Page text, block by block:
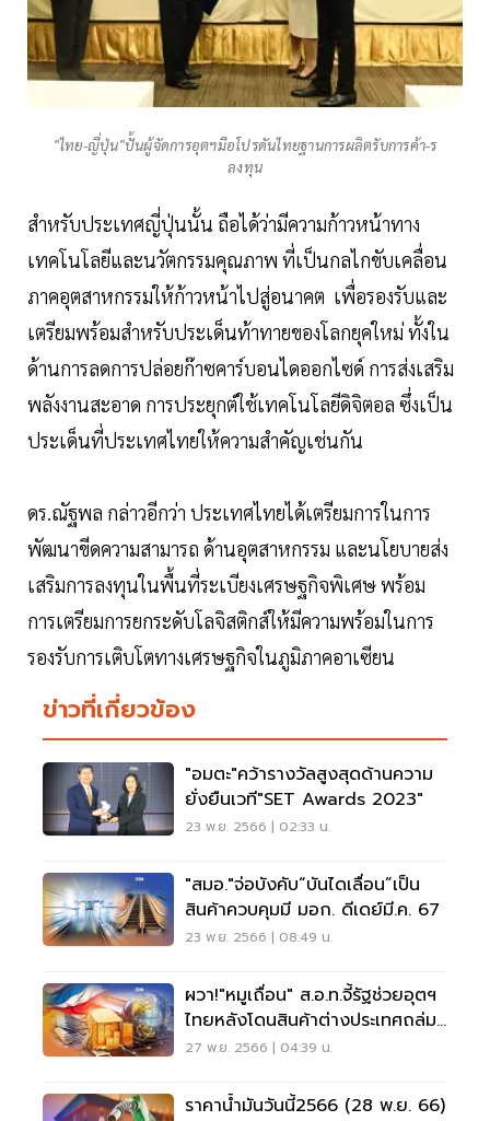
"ไทย-ญี่ปุ่น"ปั้นผู้จัดการอุตฯมือโปรดันไทยฐานการผลิตรับการค้า-ร
ลงทุน
สำหรับประเทศญี่ปุ่นนั้น ถือได้ว่ามีความก้าวหน้าทาง
เทคโนโลยีและนวัตกรรมคุณภาพ ที่เป็นกลไกขับเคลื่อน
ภาคอุตสาหกรรมให้ก้าวหน้าไปสู่อนาคต เพื่อรองรับและ
เตรียมพร้อมสำหรับประเด็นท้าทายของโลกยุคใหม่ ทั้งใน
ด้านการลดการปล่อยก๊าซคาร์บอนไดออกไซด์ การส่งเสริม
พลังงานสะอาด การประยุกต์ใช้เทคโนโลยีดิจิตอล ซึ่งเป็น
ประเด็นที่ประเทศไทยให้ความสำคัญเช่นกัน
ดร.ณัฐพล กล่าวอีกว่า ประเทศไทยได้เตรียมการในการ
พัฒนาขีดความสามารถ ด้านอุตสาหกรรม และนโยบายส่ง
เสริมการลงทุนในพื้นที่ระเบียงเศรษฐกิจพิเศษ พร้อม
การเตรียมการยกระดับโลจิสติกส์ให้มีความพร้อมในการ
รองรับการเติบโตทางเศรษฐกิจในภูมิภาคอาเซียน
ข่าวที่เกี่ยวข้อง
"อมตะ"คว้ารางวัลสูงสุดด้านความ
ยั่งยืนเวที"SET Awards 2023"
23 พ.ย. 2566 | 02:33 น.
"สมอ."จ่อบังคับ“บันไดเลื่อน”เป็น
สินค้าควบคุมมี มอก. ดีเดย์มี.ค. 67
23 พ.ย. 2566 | 08:49 น.
ผวา!"หมูเถื่อน" ส.อ.ท.จี้รัฐช่วยอุตฯ
ไทยหลังโดนสินค้าต่างประเทศถล่ม
ราคา
27 พ.ย. 2566 | 04:39 น.
ราคาน้ำมันวันนี้2566 (28 พ.ย. 66)